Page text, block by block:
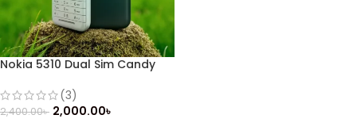
Nokia 5310 Dual Sim Candy
(3)
2,400.00৳ 2,000.00৳